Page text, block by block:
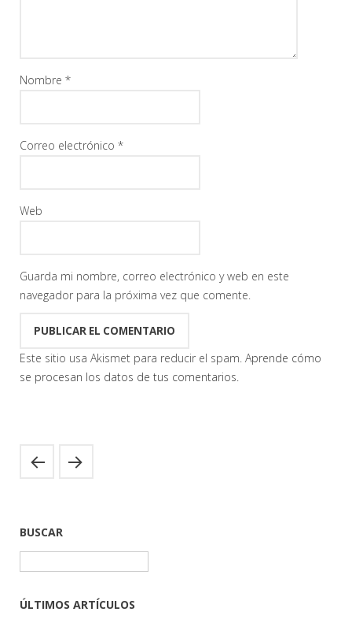
Nombre *
Correo electrónico *
Web
Guarda mi nombre, correo electrónico y web en este
navegador para la próxima vez que comente.
Este sitio usa Akismet para reducir el spam. Aprende cómo
se procesan los datos de tus comentarios.
BUSCAR
ÚLTIMOS ARTÍCULOS